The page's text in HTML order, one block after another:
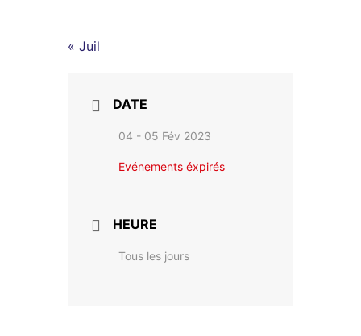
« Juil
DATE
04 - 05 Fév 2023
Evénements éxpirés
HEURE
Tous les jours